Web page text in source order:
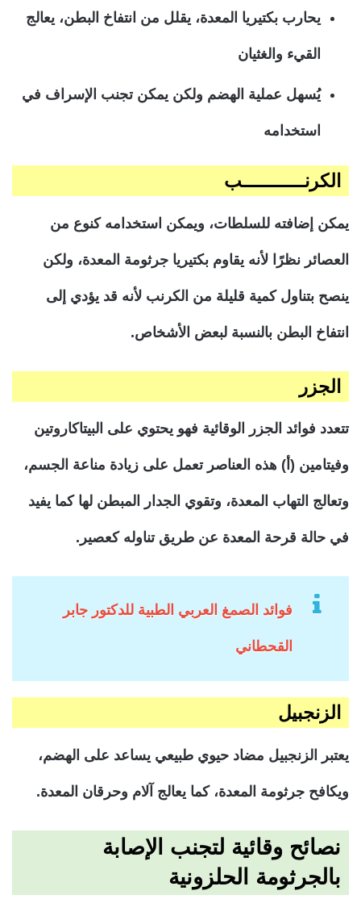
يحارب بكتيريا المعدة، يقلل من انتفاخ البطن، يعالج
القيء والغثيان
يُسهل عملية الهضم ولكن يمكن تجنب الإسراف في
استخدامه
الكرنـــــــــــب
يمكن إضافته للسلطات، ويمكن استخدامه كنوع من
العصائر نظرًا لأنه يقاوم بكتيريا جرثومة المعدة، ولكن
ينصح بتناول كمية قليلة من الكرنب لأنه قد يؤدي إلى
انتفاخ البطن بالنسبة لبعض الأشخاص.
الجزر
تتعدد فوائد الجزر الوقائية فهو يحتوي على البيتاكاروتين
وفيتامين (أ) هذه العناصر تعمل على زيادة مناعة الجسم،
وتعالج التهاب المعدة، وتقوي الجدار المبطن لها كما يفيد
في حالة قرحة المعدة عن طريق تناوله كعصير.
فوائد الصمغ العربي الطبية للدكتور جابر
القحطاني
الزنجبيل
يعتبر الزنجبيل مضاد حيوي طبيعي يساعد على الهضم،
ويكافح جرثومة المعدة، كما يعالج آلام وحرقان المعدة.
نصائح وقائية لتجنب الإصابة
بالجرثومة الحلزونية